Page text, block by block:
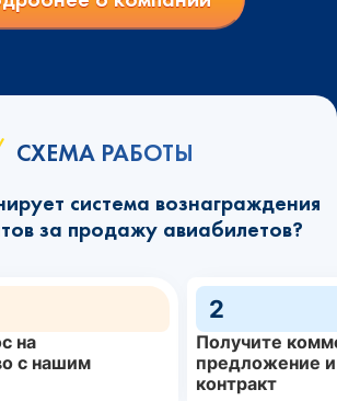
СХЕМА РАБОТЫ
система вознаграждения
за продажу авиабилетов?
на
с нашим
2
Получите
предложение
контракт